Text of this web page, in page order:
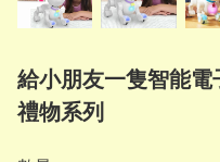
給小朋友一隻智能電
禮物系列